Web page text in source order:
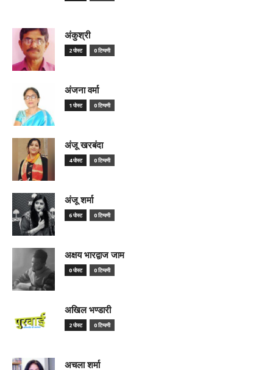
अंकुश्री
2 पोस्ट 0 टिप्पणी
अंजना वर्मा
1 पोस्ट 0 टिप्पणी
अंजू खरबंदा
4 पोस्ट 0 टिप्पणी
अंजू शर्मा
6 पोस्ट 0 टिप्पणी
अक्षय भारद्वाज जाम
0 पोस्ट 0 टिप्पणी
अखिल भण्डारी
2 पोस्ट 0 टिप्पणी
अचला शर्मा